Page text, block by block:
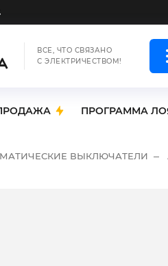
ВСЕ, ЧТО СВЯЗАНО
С ЭЛЕКТРИЧЕСТВОМ!
ПРОГРАММА
ВЫКЛЮЧАТЕЛИ